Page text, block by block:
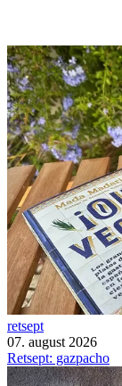
retsept
07. august 2026
Retsept: gazpacho